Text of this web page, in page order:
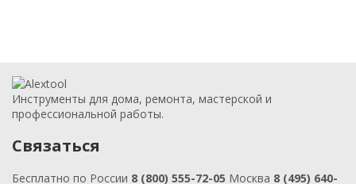
Инструменты для дома, ремонта, мастерской и
профессиональной работы.
Связаться
Бесплатно по России 8 (800) 555-72-05 Москва 8 (495) 640-